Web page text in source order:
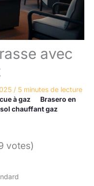
avec
/ 5 minutes de lecture
à gaz
Brasero en
chauffant gaz
votes)